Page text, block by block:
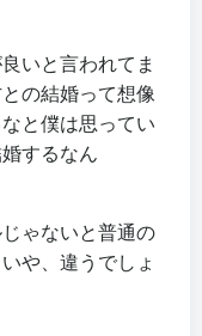
いと言われてま
の結婚って想像
と僕は思ってい
するなん
ゃないと普通の
や、違うでしょ